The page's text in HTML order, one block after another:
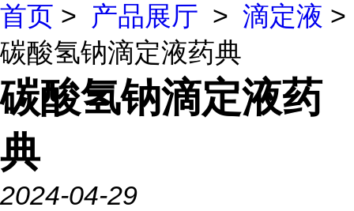
首页 > 产品展厅 > 滴定液 >
碳酸氢钠滴定液药典
碳酸氢钠滴定液药
典
2024-04-29